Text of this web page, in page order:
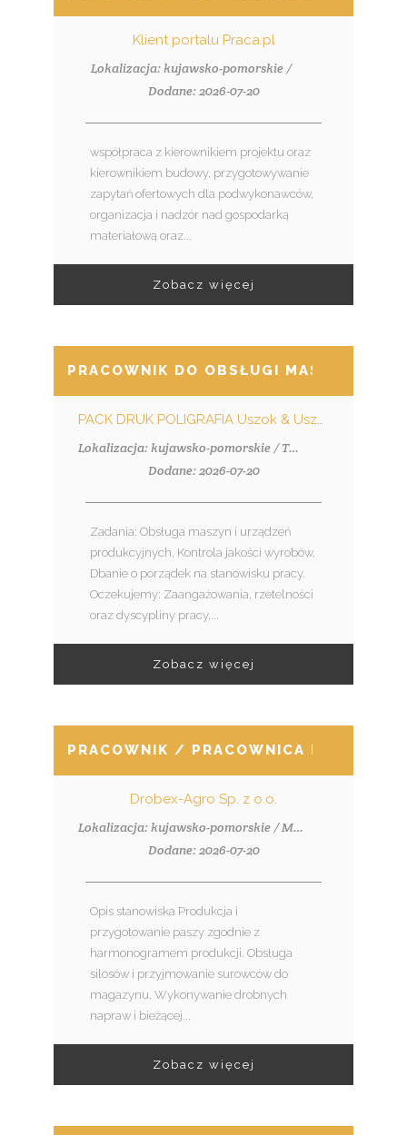
Klient portalu Praca.pl
Lokalizacja: kujawsko-pomorskie /
Dodane: 2026-07-20
współpraca z kierownikiem projektu oraz
kierownikiem budowy, przygotowywanie
zapytań ofertowych dla podwykonawców,
organizacja i nadzór nad gospodarką
materiałową oraz...
Zobacz więcej
PRACOWNIK DO OBSŁUGI MASZYN
PACK DRUK POLIGRAFIA Uszok & Uszok Spółka Akcyjna
Lokalizacja: kujawsko-pomorskie / Toruń
Dodane: 2026-07-20
Zadania: Obsługa maszyn i urządzeń
produkcyjnych, Kontrola jakości wyrobów,
Dbanie o porządek na stanowisku pracy.
Oczekujemy: Zaangażowania, rzetelności
oraz dyscypliny pracy,...
Zobacz więcej
PRACOWNIK / PRACOWNICA
Drobex-Agro Sp. z o.o.
Lokalizacja: kujawsko-pomorskie / Makowiska (pow. bydgoski, gm. Solec Kujawski), Makowiska 12
Dodane: 2026-07-20
Opis stanowiska Produkcja i
przygotowanie paszy zgodnie z
harmonogramem produkcji. Obsługa
silosów i przyjmowanie surowców do
magazynu. Wykonywanie drobnych
napraw i bieżącej...
Zobacz więcej